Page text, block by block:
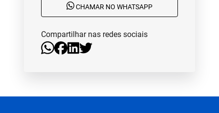
CHAMAR NO WHATSAPP
Compartilhar nas redes sociais